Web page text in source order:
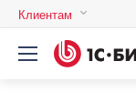
Клиентам